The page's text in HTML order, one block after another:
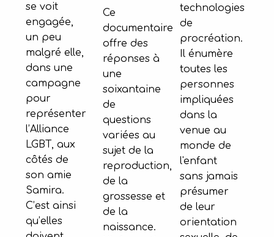
se voit
engagée,
un peu
malgré elle,
dans une
campagne
pour
représenter
l’Alliance
LGBT, aux
côtés de
son amie
Samira.
C’est ainsi
qu’elles
Ce
documentaire
offre des
réponses à
une
soixantaine
de
questions
variées au
sujet de la
reproduction,
de la
grossesse et
de la
naissance.
technologies
de
procréation.
Il énumère
toutes les
personnes
impliquées
dans la
venue au
monde de
l'enfant
sans jamais
présumer
de leur
orientation